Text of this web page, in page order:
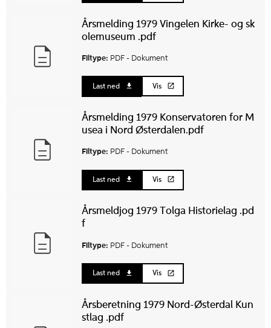
Årsmelding 1979 Vingelen Kirke- og sk
olemuseum .pdf
Filtype: PDF - Dokument
Last ned Vis
Årsmelding 1979 Konservatoren for M
usea i Nord Østerdalen.pdf
Filtype: PDF - Dokument
Last ned Vis
Årsmeldjog 1979 Tolga Historielag .pd
f
Filtype: PDF - Dokument
Last ned Vis
Årsberetning 1979 Nord-Østerdal Kun
stlag .pdf